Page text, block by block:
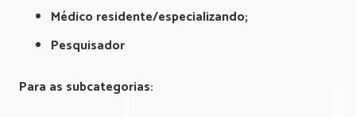
Médico residente/especializando;
Pesquisador
Para as subcategorias: